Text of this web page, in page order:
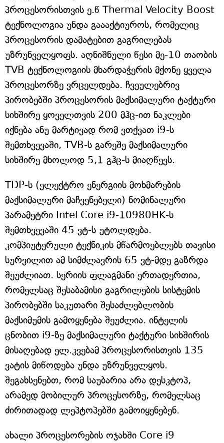
პროცესორისთვის ე.წ Thermal Velocity Boost
ტექნოლოგია უნდა გაააქტიუროს, რომელიც
პროცესორის დამატებით გაგრილებას
უზრუნველყოფს. აღნიშნული წესი მე-10 თაობის
TVB ტექნოლოგიის მხარდაჭერის მქონე ყველა
პროცესორზე ვრცელდება. ჩვეულებრივ
პირობებში პროცესორის მაქსიმალური ტაქტური
სიხშირე ყოველთვის 200 მჰც-ით ნაკლები
იქნება ანუ მარტივად რომ ვთქვათ i9-ს
შემთხვევაში, TVB-ს გარეშე მაქსიმალური
სიხშირე მხოლოდ 5,1 გჰც-ს მიაღწევს.
TDP-ს (ელექტრო ენერგიის მოხმარების
მაქსიმალური მაჩვენებელი) ნომინალური
პარამეტრი Intel Core i9-10980HK-ს
შემთხვევაში 45 ვტ-ს უტოლდება.
კომპიუტერული ტექნიკის მწარმოებლებს თავისი
სურვილით ამ სიმძლავრის 65 ვტ-მდე გაზრდა
შეუძლიათ. სერიის ფლაგმანი ერთადერთია,
რომელსაც შესაბამისი გაგრილების სისტემის
პირობებში საკუთარი შესაძლებლობის
მაქსიმუმის გამოყენება შეუძლია. ინტელის
ცნობით i9-ზე მაქსიმალური ტაქტური სიხშირის
მისაღებად ელ.კვებამ პროცესორისთვის 135
ვატის მიწოდება უნდა უზრუნველყოს.
შეგახსენებთ, რომ საუბარია არა დესკტოპ,
არამედ მობილურ პროცესორზე, რომელსაც
ძირითადად ლეპტოპებში გამოიყენებენ.
ახალი პროცესორების ოჯახში Core i9